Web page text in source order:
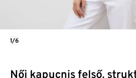
Női kapucnis felső,
1/6